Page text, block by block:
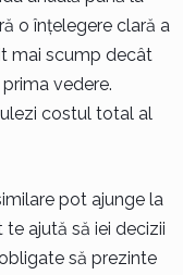
o înțelegere clară a
mai scump decât
vedere.
costul total al
pot ajunge la
ajută să iei decizii
să prezinte